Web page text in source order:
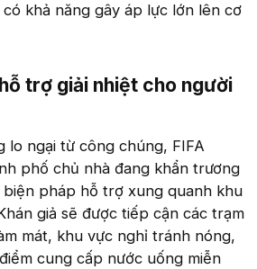
khả năng gây áp lực lớn lên cơ
trợ giải nhiệt cho người
lo ngại từ công chúng, FIFA
phố chủ nhà đang khẩn trương
pháp hỗ trợ xung quanh khu
giả sẽ được tiếp cận các trạm
mát, khu vực nghỉ tránh nóng,
cung cấp nước uống miễn